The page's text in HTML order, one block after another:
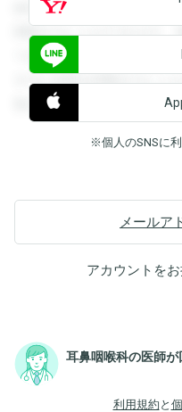
録すると回答を閲覧するこ
閲覧することができます。
できます。登録すると回答
すると回答を閲覧すること
覧することができます。
※個人のSNSに
メールア
アカウントを
耳鼻咽喉科の医師が
利用規約 と